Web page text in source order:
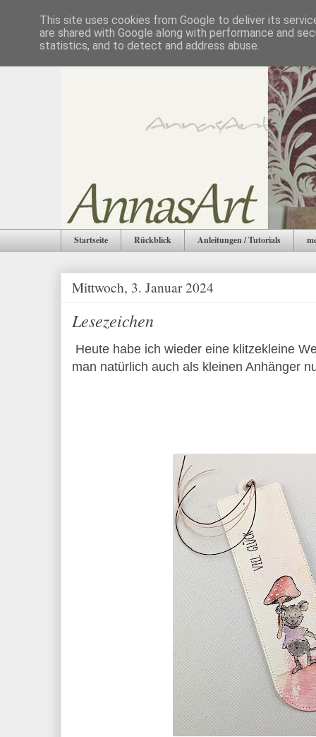
Startseite Rückblick Anleitungen / Tutorials
Mittwoch, 3. Januar 2024
Lesezeichen
Heute habe ich wieder eine klitzekleine
man natürlich auch als kleinen Anhänger
This site uses cookies from Google to deliver its
are shared with Google along with performance and
statistics, and to detect and address abuse.